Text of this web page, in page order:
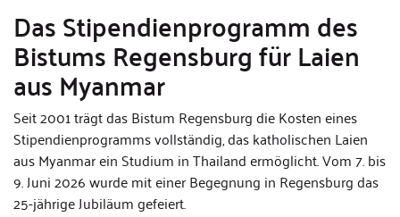
Das Stipendienprogramm des
Bistums Regensburg für Laien
aus Myanmar
Seit 2001 trägt das Bistum Regensburg die Kosten eines
Stipendienprogramms vollständig, das katholischen Laien
aus Myanmar ein Studium in Thailand ermöglicht. Vom 7. bis
9. Juni 2026 wurde mit einer Begegnung in Regensburg das
25-jährige Jubiläum gefeiert.